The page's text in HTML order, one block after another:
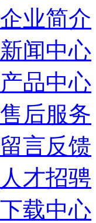
企业简介
新闻中心
产品中心
售后服务
留言反馈
人才招骋
下载中心